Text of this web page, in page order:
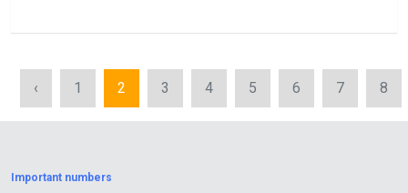
‹ 1 2 3 4 5 6 7 8
Important numbers